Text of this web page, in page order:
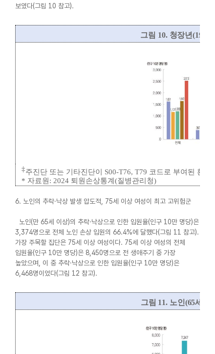
보였다(그림 10 참고).
그림 10. 청장년(19-64
‡주진단 또는 기타진단이 S00-T76, T79 코드로 부여된 환자
* 자료원 : 2024 퇴원손상통계 (질병관리청)
6. 노인의 추락·낙상 발생 압도적, 75세 이상 여성이 최고 고위험군
노인(만 65세 이상)의 추락·낙상으로 인한 입원율(인구 10만 명당)은
3,374명으로 전체 노인 손상 입원의 66.4%에 달했다(그림 11 참고).
가장 주목할 집단은 75세 이상 여성이다. 75세 이상 여성의 전체
입원율(인구 10만 명당)은 8,450명으로 전 생애주기 중 가장
높았으며, 이 중 추락·낙상으로 인한 입원율(인구 10만 명당)은
6,468명이었다(그림 12 참고).
그림 11. 노인(65세 이